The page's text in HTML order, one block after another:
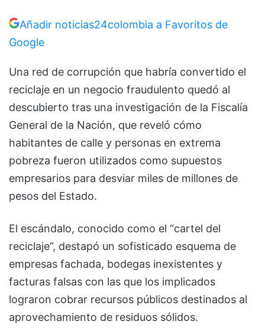
Añadir noticias24colombia a Favoritos de
Google
Una red de corrupción que habría convertido el
reciclaje en un negocio fraudulento quedó al
descubierto tras una investigación de la Fiscalía
General de la Nación, que reveló cómo
habitantes de calle y personas en extrema
pobreza fueron utilizados como supuestos
empresarios para desviar miles de millones de
pesos del Estado.
El escándalo, conocido como el “cartel del
reciclaje”, destapó un sofisticado esquema de
empresas fachada, bodegas inexistentes y
facturas falsas con las que los implicados
lograron cobrar recursos públicos destinados al
aprovechamiento de residuos sólidos.